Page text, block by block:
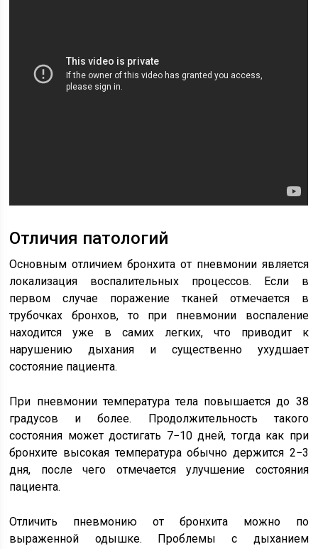
Отличия патологий
Основным отличием бронхита от пневмонии является
локализация воспалительных процессов. Если в
первом случае поражение тканей отмечается в
трубочках бронхов, то при пневмонии воспаление
находится уже в самих легких, что приводит к
нарушению дыхания и существенно ухудшает
состояние пациента.
При пневмонии температура тела повышается до 38
градусов и более. Продолжительность такого
состояния может достигать 7−10 дней, тогда как при
бронхите высокая температура обычно держится 2−3
дня, после чего отмечается улучшение состояния
пациента.
Отличить пневмонию от бронхита можно по
выраженной одышке. Проблемы с дыханием